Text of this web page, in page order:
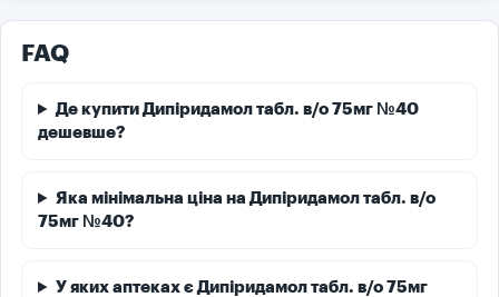
FAQ
Де купити Дипіридамол табл. в/о 75мг №40
дешевше?
Яка мінімальна ціна на Дипіридамол табл. в/о
75мг №40?
У яких аптеках є Дипіридамол табл. в/о 75мг